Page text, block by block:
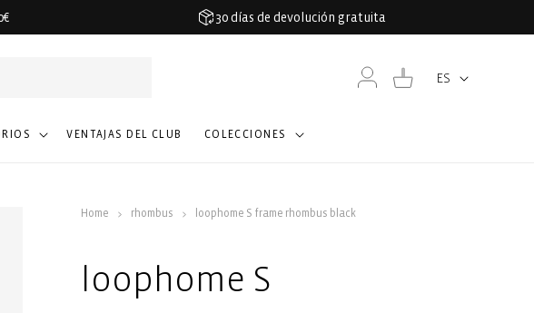
30 días de devolución gratuita
VENTAJAS DEL CLUB COLECCIONES
Idioma
ES
Iniciar
sesión
Carrito
Home rhombus loophome S frame rhombus black
loophome S